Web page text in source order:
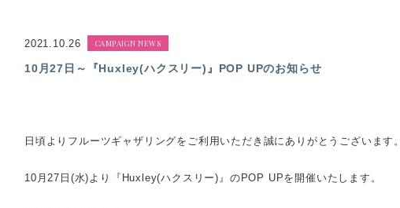
2021.10.26 CAMPAIGN NEWS
10月27日～『Huxley(ハクスリー)』POP UPのお知らせ
日頃よりフルーツギャザリングをご利用いただき誠にありがとうございます。
10月27日(水)より『Huxley(ハクスリー)』のPOP UPを開催いたします。